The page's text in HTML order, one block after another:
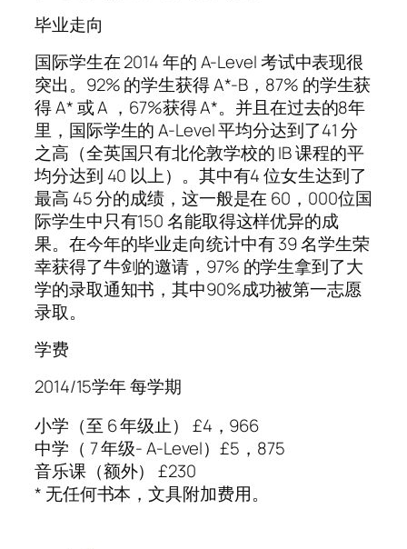
毕业走向
国际学生在 2014 年的 A-Level 考试中表现很
突出。92% 的学生获得 A*-B，87% 的学生获
得 A* 或 A ，67%获得 A*。并且在过去的8年
里，国际学生的 A-Level 平均分达到了41 分
之高（全英国只有北伦敦学校的 IB 课程的平
均分达到 40 以上）。其中有4 位女生达到了
最高 45 分的成绩，这一般是在 60，000位国
际学生中只有150 名能取得这样优异的成
果。在今年的毕业走向统计中有 39 名学生荣
幸获得了牛剑的邀请，97% 的学生拿到了大
学的录取通知书，其中90%成功被第一志愿
录取。
学费
2014/15学年 每学期
小学（至 6 年级止） £4，966
中学（ 7 年级- A-Level）£5，875
音乐课（额外） £230
* 无任何书本，文具附加费用。